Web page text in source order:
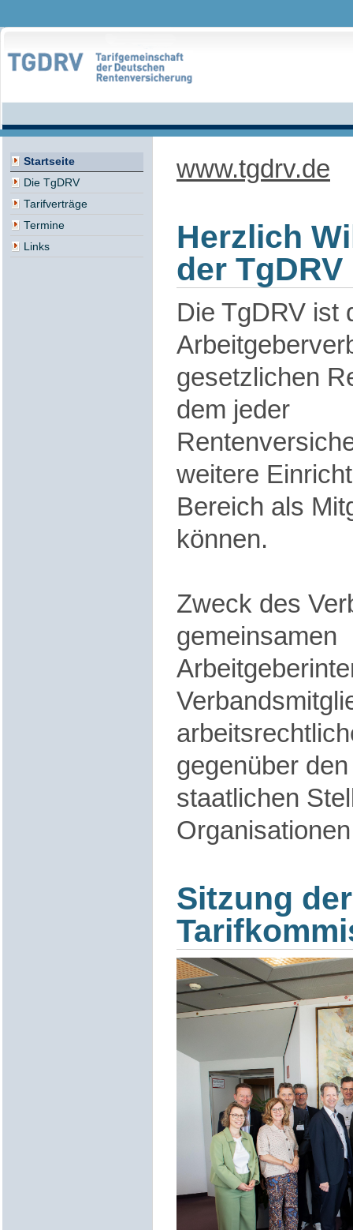
Startseite
Die TgDRV
Tarifverträge
Termine
Links
www.tgdrv.de
Herzlich
der TgDRV
Die TgDRV ist
gesetzlichen
dem jeder
weitere
Bereich als
können.
Zweck des
gemeinsamen
gegenüber
staatlichen
Sitzung der